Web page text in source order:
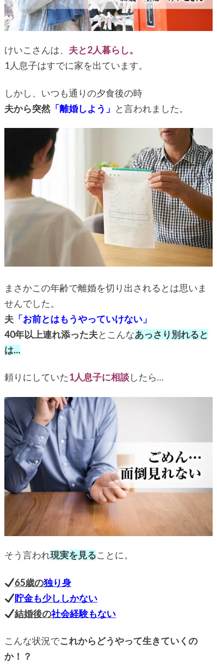
けいこさんは、 夫と2人暮らし。
1人息子はすでに家を出ています。
しかし、いつも通りの夕食後の時
夫から突然「離婚しよう」 と言われました。
まさかこの年齢で離婚を切り出されるとは思いま
せんでした。
夫「お前とはもうやっていけない」
40年以上連れ添った夫とこんなあっさり別れると
は…
頼りにしていた1人息子に相談したら…
そう言われ現実を見ることに。
65歳の独り身
貯金も少ししかない
結婚後の社会経験もない
こんな状況でこれからどうやって生きていくの
か！？